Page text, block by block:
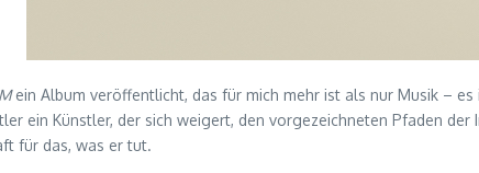
ein Album veröffentlicht, das für mich mehr ist als nur Musik – es
ein Künstler, der sich weigert, den vorgezeichneten Pfaden
für das, was er tut.